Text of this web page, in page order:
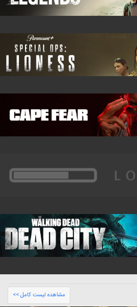
مشاهده لیست کامل >>